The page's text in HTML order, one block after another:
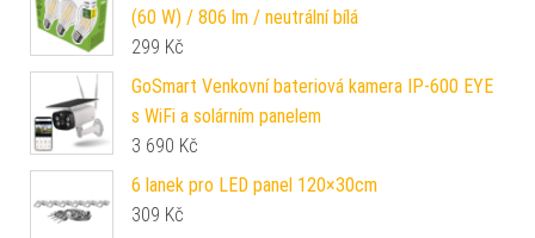
(60 W) / 806 lm / neutrální bílá
299 Kč
GoSmart Venkovní bateriová kamera IP-600 EYE
s WiFi a solárním panelem
3 690 Kč
6 lanek pro LED panel 120×30cm
309 Kč